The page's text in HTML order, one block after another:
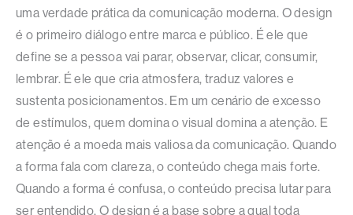
uma verdade prática da comunicação moderna. O design
é o primeiro diálogo entre marca e público. É ele que
define se a pessoa vai parar, observar, clicar, consumir,
lembrar. É ele que cria atmosfera, traduz valores e
sustenta posicionamentos. Em um cenário de excesso
de estímulos, quem domina o visual domina a atenção. E
atenção é a moeda mais valiosa da comunicação. Quando
a forma fala com clareza, o conteúdo chega mais forte.
Quando a forma é confusa, o conteúdo precisa lutar para
ser entendido. O design é a base sobre a qual toda